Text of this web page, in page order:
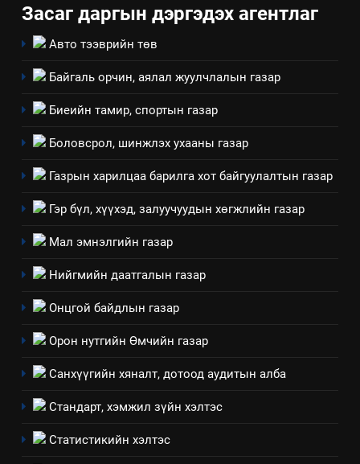
эрүүл мэнд, байгаль орчинд
үзүүлэх буюу үзүүлж байгаа
нөлөөллийн талаарх
Засаг даргын дэргэдэх агентлаг
Авто тээврийн төв
Байгаль орчин, аялал жуулчлалын газар
Биеийн тамир, спортын газар
Боловсрол, шинжлэх ухааны газар
Газрын харилцаа барилга хот байгуулалтын газар
Гэр бүл, хүүхэд, залуучуудын хөгжлийн газар
Мал эмнэлгийн газар
Нийгмийн даатгалын газар
Онцгой байдлын газар
Орон нутгийн Өмчийн газар
Санхүүгийн хяналт, дотоод аудитын алба
Стандарт, хэмжил зүйн хэлтэс
Статистикийн хэлтэс
“Шинэтгэлээр түүчээлсэн
салбар зөвлөл” аяны хүрээнд
зохион байгуулах арга
хэмжээний төлөвлөгөө
6
аудитын дүгнэлт